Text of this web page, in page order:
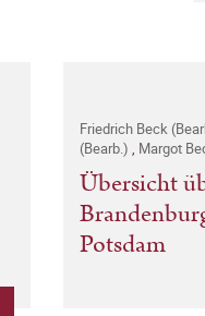
Friedrich Beck
(Bearb.)
Margot
Übersicht
Potsdam